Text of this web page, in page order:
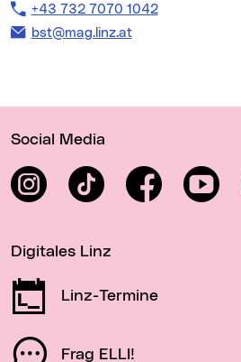
Telefon:
+43 732 7070 1042
E-Mail Adresse:
bst@mag.linz.at
Social Media
InstagramTikTok FacebookYouTube
Digitales Linz
Linz-Termine
Frag ELLI!